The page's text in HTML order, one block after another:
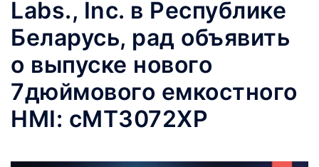
Labs., Inc. в Республике
Беларусь, рад объявить
о выпуске нового
7дюймового емкостного
HMI: cMT3072XP